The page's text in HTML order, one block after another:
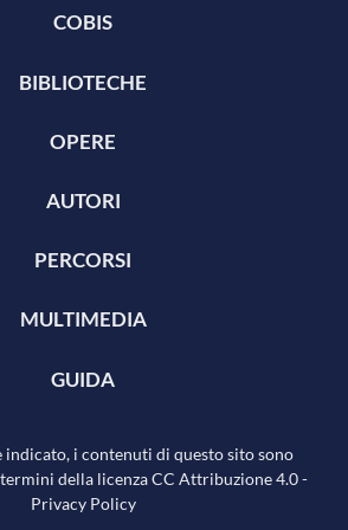
COBIS
BIBLIOTECHE
OPERE
AUTORI
PERCORSI
MULTIMEDIA
GUIDA
indicato, i contenuti di questo sito sono
della licenza CC Attribuzione 4.0-
Privacy Policy